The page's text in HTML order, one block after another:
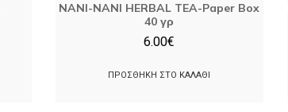
NANI-NANI HERBAL TEA-Paper Box
40 γρ
6.00€
ΠΡΟΣΘΉΚΗ ΣΤΟ ΚΑΛΆΘΙ